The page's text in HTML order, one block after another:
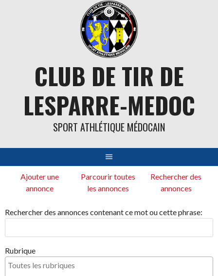
CLUB DE TIR DE
LESPARRE-MEDOC
SPORT ATHLÉTIQUE MÉDOCAIN
Ajouter une
annonce
Parcourir toutes
les annonces
Rechercher des
annonces
Rechercher des annonces contenant ce mot ou cette phrase:
Rubrique